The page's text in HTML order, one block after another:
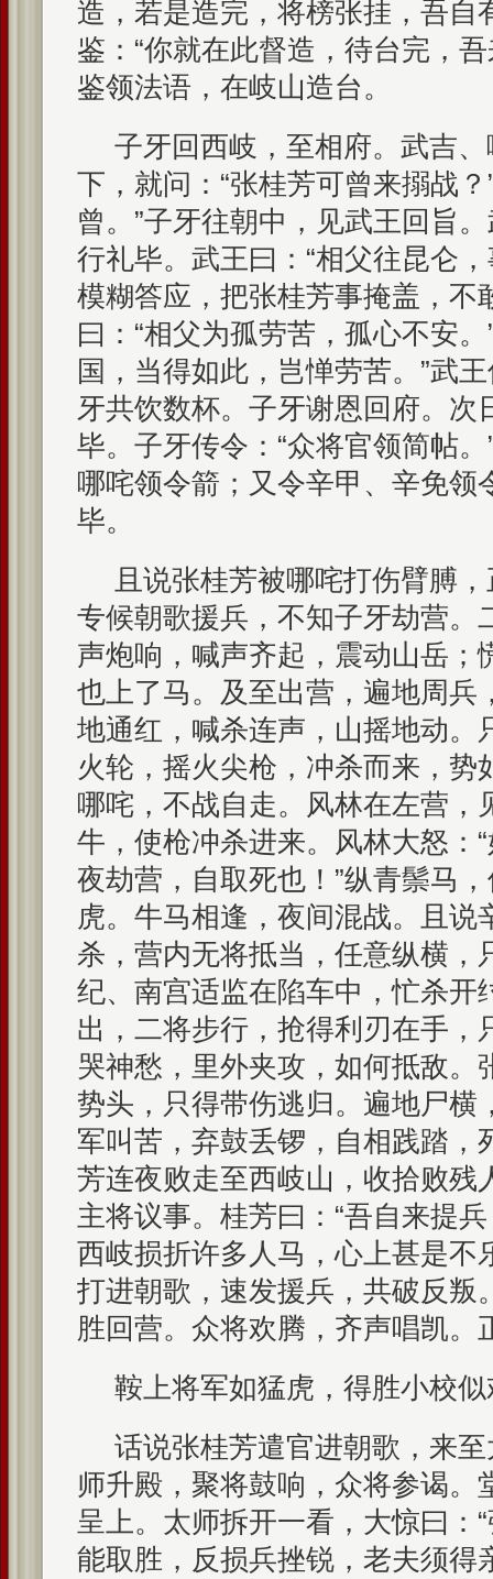
造，若是造完，将榜张挂，吾自
鉴：“你就在此督造，待台完，
鉴领法语，在岐山造台。
子牙回西岐，至相府。武吉
下，就问：“张桂芳可曾来搦战？
曾。”子牙往朝中，见武王回旨
行礼毕。武王曰：“相父往昆仑
模糊答应，把张桂芳事掩盖，不
曰：“相父为孤劳苦，孤心不安
国，当得如此，岂惮劳苦。”武
牙共饮数杯。子牙谢恩回府。次
毕。子牙传令：“众将官领简帖
哪咤领令箭；又令辛甲、辛免领
毕。
且说张桂芳被哪咤打伤臂膊
专候朝歌援兵，不知子牙劫营。
声炮响，喊声齐起，震动山岳；
也上了马。及至出营，遍地周兵
地通红，喊杀连声，山摇地动。
火轮，摇火尖枪，冲杀而来，势
哪咤，不战自走。风林在左营，
牛，使枪冲杀进来。风林大怒：
夜劫营，自取死也！”纵青鬃马
虎。牛马相逢，夜间混战。且说
杀，营内无将抵当，任意纵横，
纪、南宫适监在陷车中，忙杀开
出，二将步行，抢得利刃在手，
哭神愁，里外夹攻，如何抵敌。
势头，只得带伤逃归。遍地尸横
军叫苦，弃鼓丢锣，自相践踏，
芳连夜败走至西岐山，收拾败残
主将议事。桂芳曰：“吾自来提
西岐损折许多人马，心上甚是不
打进朝歌，速发援兵，共破反叛
胜回营。众将欢腾，齐声唱凯。
鞍上将军如猛虎，得胜小校
话说张桂芳遣官进朝歌，来
师升殿，聚将鼓响，众将参谒。
呈上。太师拆开一看，大惊曰：
能取胜，反损兵挫锐，老夫须得